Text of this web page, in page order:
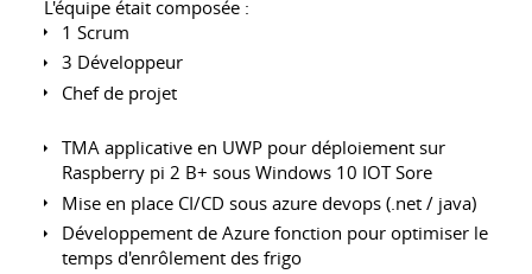
L'équipe était composée :
1 Scrum
3 Développeur
Chef de projet
TMA applicative en UWP pour déploiement sur
Raspberry pi 2 B+ sous Windows 10 IOT Sore
Mise en place CI/CD sous azure devops (.net / java)
Développement de Azure fonction pour optimiser le
temps d'enrôlement des frigo